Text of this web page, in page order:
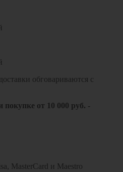
обговариваются с
покупке от 10 000 руб. -
MasterCard и Maestro